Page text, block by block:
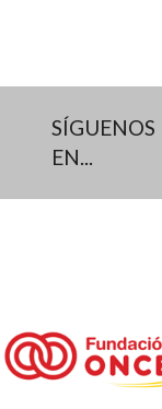
SÍGUENOS
EN...